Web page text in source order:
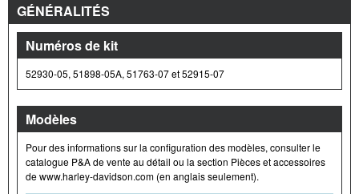
GÉNÉRALITÉS
Numéros de kit
52930-05, 51898-05A, 51763-07 et 52915-07
Modèles
Pour des informations sur la configuration des modèles, consulter le
catalogue P&A de vente au détail ou la section Pièces et accessoires
de www.harley-davidson.com (en anglais seulement).